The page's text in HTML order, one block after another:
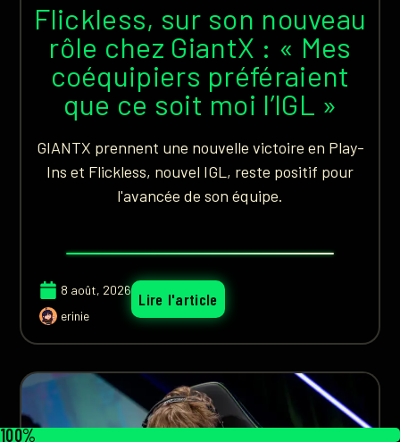
100%
Flickless, sur son nouveau
rôle chez GiantX : « Mes
coéquipiers préféraient
que ce soit moi l’IGL »
GIANTX prennent une nouvelle victoire en Play-
Ins et Flickless, nouvel IGL, reste positif pour
l'avancée de son équipe.
8 août, 2026
erinie
Lire l'article